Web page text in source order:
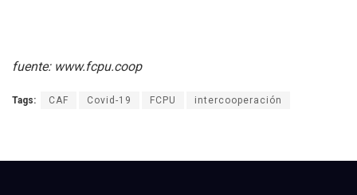
fuente: www.fcpu.coop
Tags: CAF Covid-19 FCPU intercooperación